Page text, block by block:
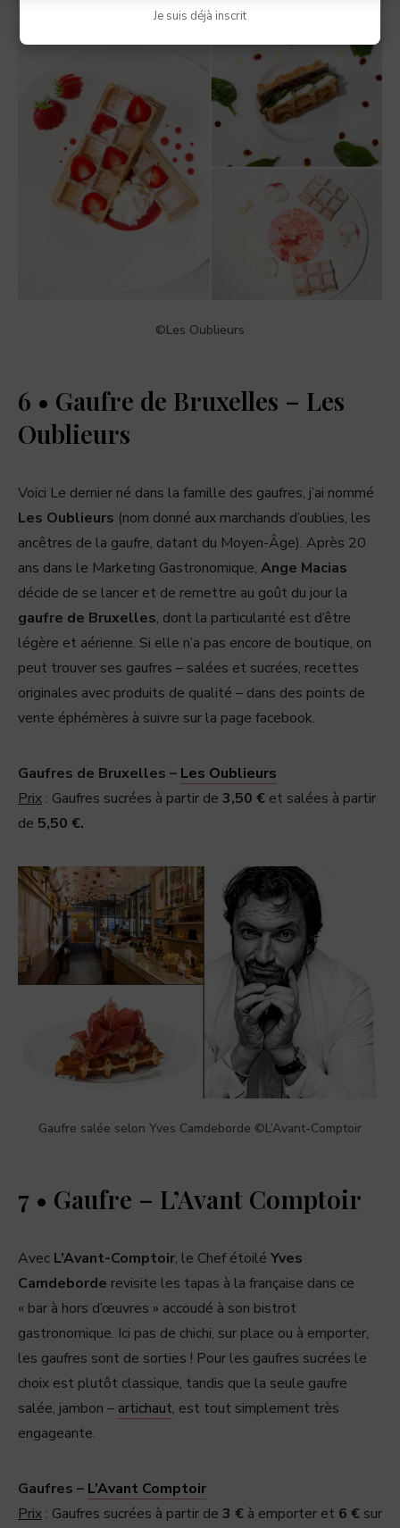
©Les Oublieurs
6 • Gaufre de Bruxelles – Les
Oublieurs
Voici Le dernier né dans la famille des gaufres, j’ai nommé
Les Oublieurs (nom donné aux marchands d’oublies, les
ancêtres de la gaufre, datant du Moyen-Âge). Après 20
ans dans le Marketing Gastronomique, Ange Macias
décide de se lancer et de remettre au goût du jour la
gaufre de Bruxelles, dont la particularité est d’être
légère et aérienne. Si elle n’a pas encore de boutique, on
peut trouver ses gaufres – salées et sucrées, recettes
originales avec produits de qualité – dans des points de
vente éphémères à suivre sur la page facebook.
Gaufres de Bruxelles – Les Oublieurs
Prix : Gaufres sucrées à partir de 3,50 € et salées à partir
de 5,50 €.
Gaufre salée selon Yves Camdeborde ©L’Avant-Comptoir
7 • Gaufre – L’Avant Comptoir
Avec L’Avant-Comptoir, le Chef étoilé Yves
Camdeborde revisite les tapas à la française dans ce
« bar à hors d’œuvres » accoudé à son bistrot
gastronomique. Ici pas de chichi, sur place ou à emporter,
les gaufres sont de sorties ! Pour les gaufres sucrées le
choix est plutôt classique, tandis que la seule gaufre
salée, jambon – artichaut, est tout simplement très
engageante.
Gaufres – L’Avant Comptoir
Prix : Gaufres sucrées à partir de 3 € à emporter et 6 € sur
Je suis déjà inscrit